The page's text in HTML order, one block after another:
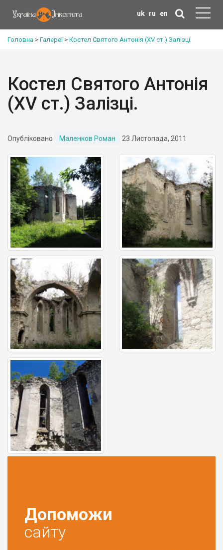
uk ru en
Головна > Галереї> Костел Святого Антонія (XV ст.) Залізці.
Костел Святого Антонія
(XV ст.) Залізці.
Опубліковано Маленков Роман 23 Листопада, 2011
Допоможи
сайту